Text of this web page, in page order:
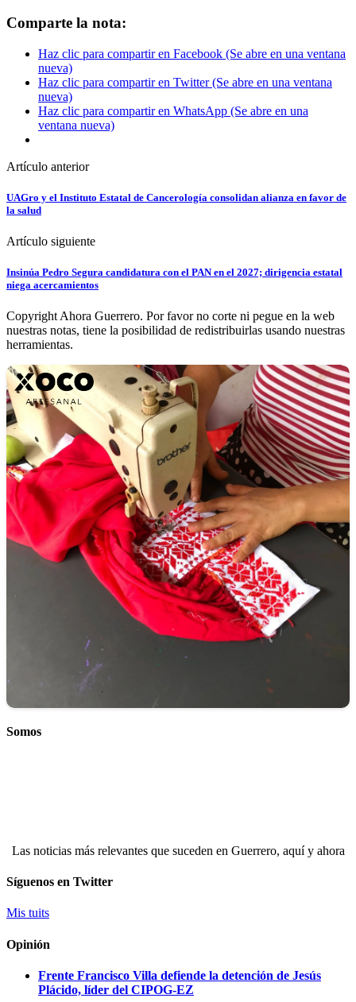
Comparte la nota:
Haz clic para compartir en Facebook (Se abre en una ventana
nueva)
Haz clic para compartir en Twitter (Se abre en una ventana
nueva)
Haz clic para compartir en WhatsApp (Se abre en una
ventana nueva)
Artículo anterior
UAGro y el Instituto Estatal de Cancerología consolidan alianza en favor de
la salud
Artículo siguiente
Insinúa Pedro Segura candidatura con el PAN en el 2027; dirigencia estatal
niega acercamientos
Copyright Ahora Guerrero. Por favor no corte ni pegue en la web
nuestras notas, tiene la posibilidad de redistribuirlas usando nuestras
herramientas.
Somos
Las noticias más relevantes que suceden en Guerrero, aquí y ahora
Síguenos en Twitter
Mis tuits
Opinión
Frente Francisco Villa defiende la detención de Jesús
Plácido, líder del CIPOG-EZ